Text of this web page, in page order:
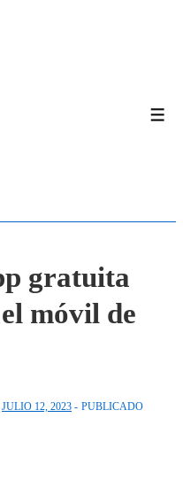
gratuita
móvil de
JULIO 12, 2023
PUBLICADO